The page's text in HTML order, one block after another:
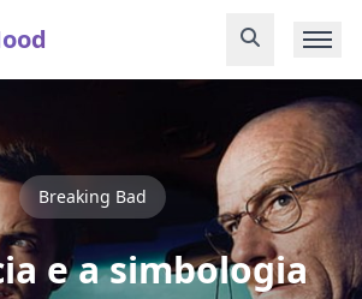
Breaking Bad
e a simbologia